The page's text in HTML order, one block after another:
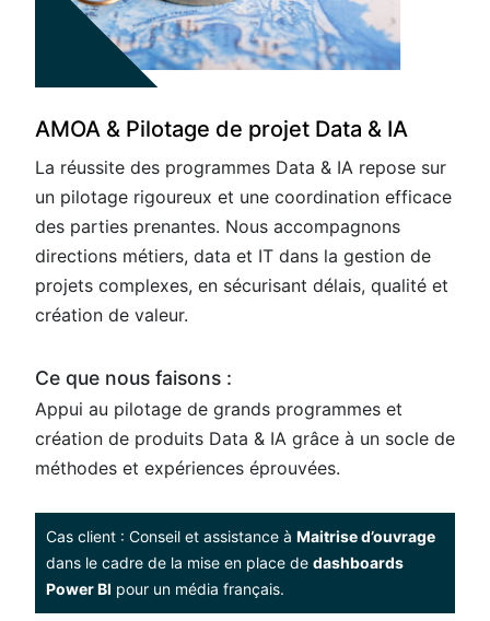
AMOA & Pilotage de projet Data & IA
La réussite des programmes Data & IA repose sur
un pilotage rigoureux et une coordination efficace
des parties prenantes. Nous accompagnons
directions métiers, data et IT dans la gestion de
projets complexes, en sécurisant délais, qualité et
création de valeur.
Ce que nous faisons :
Appui au pilotage de grands programmes et
création de produits Data & IA grâce à un socle de
méthodes et expériences éprouvées.
Cas client : Conseil et assistance à Maitrise d’ouvrage
dans le cadre de la mise en place de dashboards
Power BI​ pour un média français.